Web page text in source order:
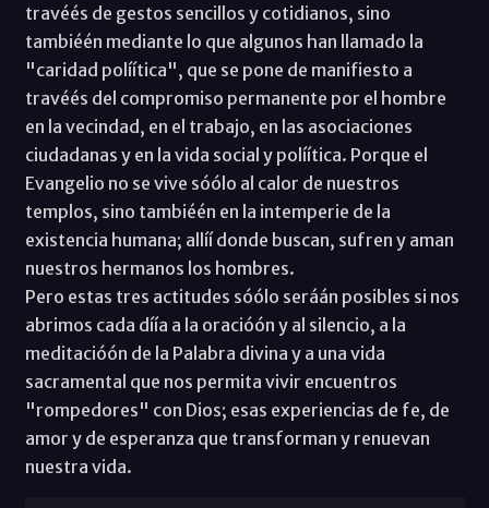
travéés de gestos sencillos y cotidianos, sino
tambiéén mediante lo que algunos han llamado la
"caridad políítica", que se pone de manifiesto a
travéés del compromiso permanente por el hombre
en la vecindad, en el trabajo, en las asociaciones
ciudadanas y en la vida social y políítica. Porque el
Evangelio no se vive sóólo al calor de nuestros
templos, sino tambiéén en la intemperie de la
existencia humana; allíí donde buscan, sufren y aman
nuestros hermanos los hombres.
Pero estas tres actitudes sóólo seráán posibles si nos
abrimos cada díía a la oracióón y al silencio, a la
meditacióón de la Palabra divina y a una vida
sacramental que nos permita vivir encuentros
"rompedores" con Dios; esas experiencias de fe, de
amor y de esperanza que transforman y renuevan
nuestra vida.